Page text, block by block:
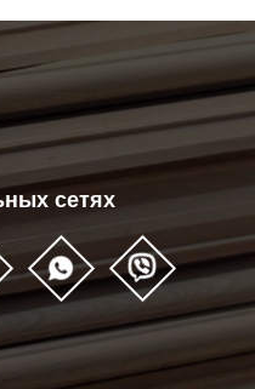
сетях